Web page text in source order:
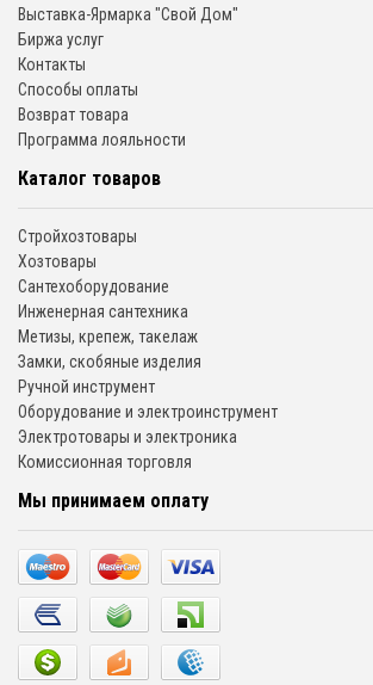
Выставка-Ярмарка "Свой Дом"
Биржа услуг
Контакты
Способы оплаты
Возврат товара
Программа лояльности
Каталог товаров
Стройхозтовары
Хозтовары
Сантехоборудование
Инженерная сантехника
Метизы, крепеж, такелаж
Замки, скобяные изделия
Ручной инструмент
Оборудование и электроинструмент
Электротовары и электроника
Комиссионная торговля
Мы принимаем оплату